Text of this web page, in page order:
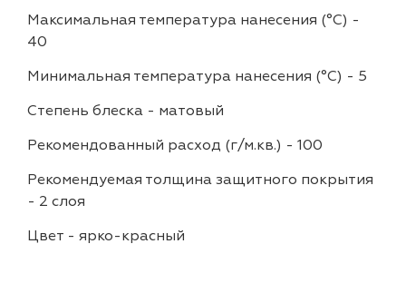
Максимальная температура нанесения (°С) -
40
Минимальная температура нанесения (°С) - 5
Степень блеска - матовый
Рекомендованный расход (г/м.кв.) - 100
Рекомендуемая толщина защитного покрытия
- 2 слоя
Цвет - ярко-красный